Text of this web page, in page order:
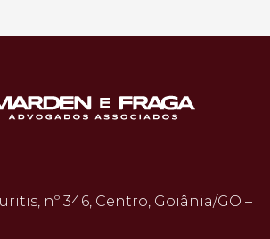
nº 346, Centro, Goiânia/GO –